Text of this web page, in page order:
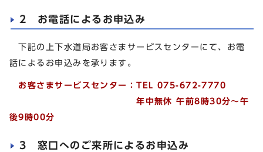
2 お電話によるお申込み
下記の上下水道局お客さまサービスセンターにて、お電
話によるお申込みを承ります。
お客さまサービスセンター：TEL 075-672-7770
年中無休 午前8時30分～午
後9時00分
3 窓口へのご来所によるお申込み